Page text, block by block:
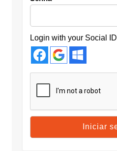
Login with your Social ID